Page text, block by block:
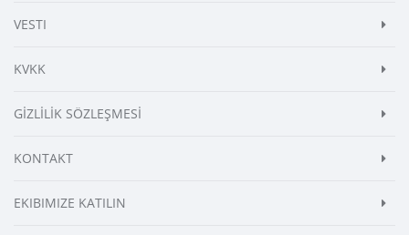
VESTI
KVKK
GİZLİLİK SÖZLEŞMESİ
KONTAKT
EKIBIMIZE KATILIN